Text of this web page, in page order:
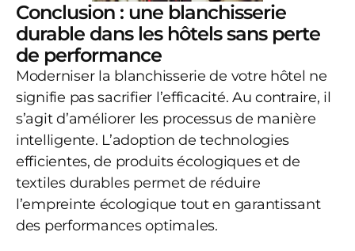
Conclusion : une blanchisserie
durable dans les hôtels sans perte
de performance
Moderniser la blanchisserie de votre hôtel ne
signifie pas sacrifier l’efficacité. Au contraire, il
s’agit d’améliorer les processus de manière
intelligente. L’adoption de technologies
efficientes, de produits écologiques et de
textiles durables permet de réduire
l’empreinte écologique tout en garantissant
des performances optimales.